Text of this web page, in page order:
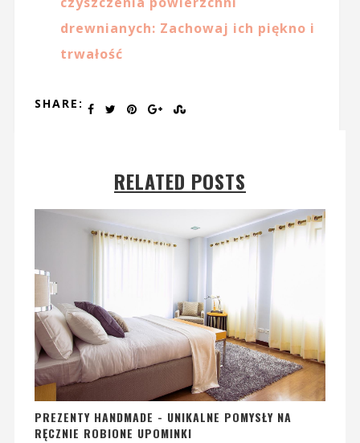
drewnianych: Zachowaj ich piękno i
trwałość
SHARE:
RELATED POSTS
PREZENTY HANDMADE - UNIKALNE POMYSŁY NA
RĘCZNIE ROBIONE UPOMINKI